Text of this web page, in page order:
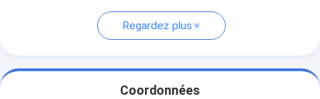
Regardez plus
Coordonnées